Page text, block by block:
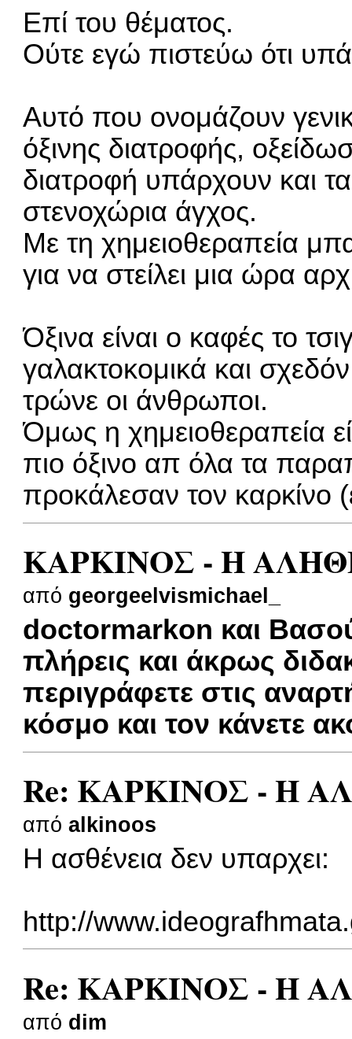
Επί του θέματος.
Ούτε εγώ πιστεύω ότι
Αυτό που ονομάζουν
όξινης διατροφής,
διατροφή υπάρχουν και
στενοχώρια άγχος.
Με τη χημειοθεραπεία
για να στείλει μια ώρα
Όξινα είναι ο καφές το
γαλακτοκομικά και
τρώνε οι άνθρωποι.
Όμως η χημειοθεραπεία
πιο όξινο απ όλα τα
προκάλεσαν τον καρκίνο
ΚΑΡΚΙΝΟΣ - Η
από georgeelvismichael_
doctormarkon και
πλήρεις και άκρως
περιγράφετε στις
κόσμο και τον κάνετε
Re: ΚΑΡΚΙΝΟΣ - Η
απόalkinoos
Η ασθένεια δεν υπαρχει:
http://
Re: ΚΑΡΚΙΝΟΣ - Η
από dim